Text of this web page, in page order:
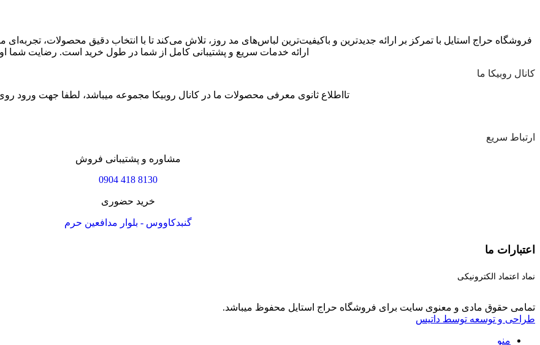
فروشگاه حراج استایل با تمرکز بر ارائه جدیدترین و باکیفیت‌ترین لباس‌های مد روز، تلاش می‌کند تا با انتخاب دقیق محصولات، تجربه‌ای
ارائه خدمات سریع و پشتیبانی کامل از شما در طول خرید است. رضایت شما
کانال روبیکا ما
تااطلاع ثانوی معرفی محصولات ما در کانال روبیکا مجموعه میباشد، لطفا جهت ورود روی
ارتباط سریع
مشاوره و پشتیبانی فروش
8130 418 0904
خرید حضوری
گنبدکاووس - بلوار مدافعین حرم
اعتبارات ما
نماد اعتماد الکترونیکی
تمامی حقوق مادی و معنوی سایت برای فروشگاه حراج استایل محفوظ میباشد.
طراحی و توسعه توسط داتیس
منو